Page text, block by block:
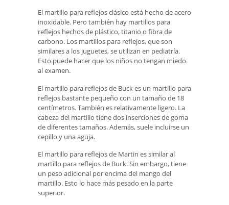
El martillo para reflejos clásico está hecho de acero
inoxidable. Pero también hay martillos para
reflejos hechos de plástico, titanio o fibra de
carbono. Los martillos para reflejos, que son
similares a los juguetes, se utilizan en pediatría.
Esto puede hacer que los niños no tengan miedo
al examen.
El martillo para reflejos de Buck es un martillo para
reflejos bastante pequeño con un tamaño de 18
centímetros. También es relativamente ligero. La
cabeza del martillo tiene dos inserciones de goma
de diferentes tamaños. Además, suele incluirse un
cepillo y una aguja.
El martillo para reflejos de Martin es similar al
martillo para reflejos de Buck. Sin embargo, tiene
un peso adicional por encima del mango del
martillo. Esto lo hace más pesado en la parte
superior.